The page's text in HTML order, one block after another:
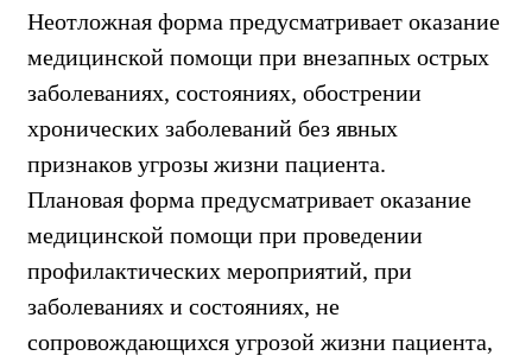
Неотложная форма предусматривает оказание
медицинской помощи при внезапных острых
заболеваниях, состояниях, обострении
хронических заболеваний без явных
признаков угрозы жизни пациента.
Плановая форма предусматривает оказание
медицинской помощи при проведении
профилактических мероприятий, при
заболеваниях и состояниях, не
сопровождающихся угрозой жизни пациента,